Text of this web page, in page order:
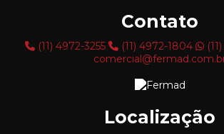
Protetores de porta palete
Protetores de porta pallet
Contato
(11) 4972-3255 (11) 4972-1804
Localização